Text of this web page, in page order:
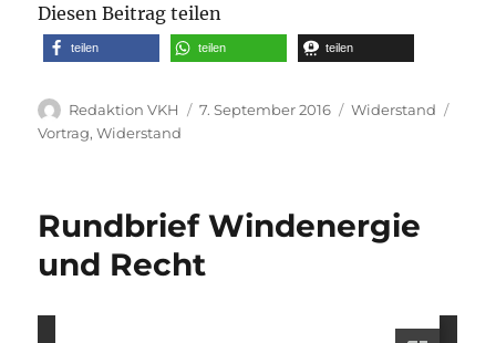
Diesen Beitrag teilen
teilen teilen teilen
Autor
Redaktion VKH
Veröffentlicht
7. September 2016 Kategorien
Widerstand
Vortrag,Widerstand
Rundbrief Windenergie
und Recht